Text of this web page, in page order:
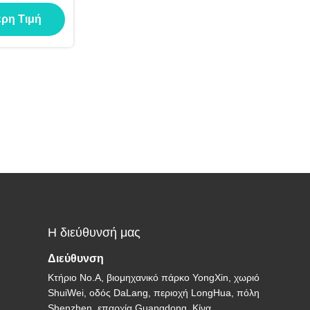
Τιμή
Η διεύθυνσή μας
Διεύθυνση
Κτήριο No.A, βιομηχανικό πάρκο YongXin, χωριό
ShuiWei, οδός DaLang, περιοχή LongHua, πόλη